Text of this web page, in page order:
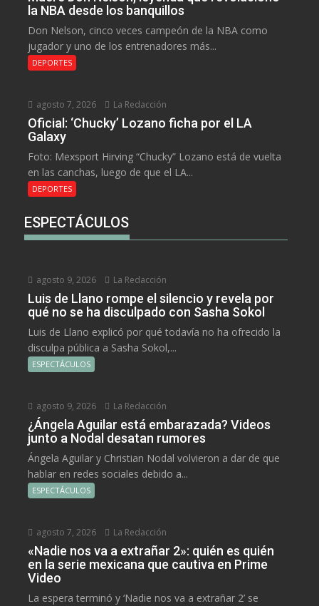
la NBA desde los banquillos
Don Nelson, cinco veces campeón de la NBA como
jugador y uno de los entrenadores más...
DEPORTES
agosto 7, 2026 La Redacción
Oficial: ‘Chucky’ Lozano ficha por el LA
Galaxy
Foto: Mexsport Hirving “Chucky” Lozano está de vuelta
en las canchas, luego de que el LA...
DEPORTES
ESPECTÁCULOS
agosto 9, 2026 La Redacción
Luis de Llano rompe el silencio y revela por
qué no se ha disculpado con Sasha Sokol
Luis de Llano explicó por qué todavía no ha ofrecido la
disculpa pública a Sasha Sokol,...
ESPECTÁCULOS
agosto 9, 2026 La Redacción
¿Ángela Aguilar está embarazada? Videos
junto a Nodal desatan rumores
Ángela Aguilar y Christian Nodal volvieron a dar de que
hablar en redes sociales debido a...
ESPECTÁCULOS
agosto 7, 2026 La Redacción
«Nadie nos va a extrañar 2»: quién es quién
en la serie mexicana que cautiva en Prime
Video
La espera terminó y ‘Nadie nos va a extrañar 2’ se